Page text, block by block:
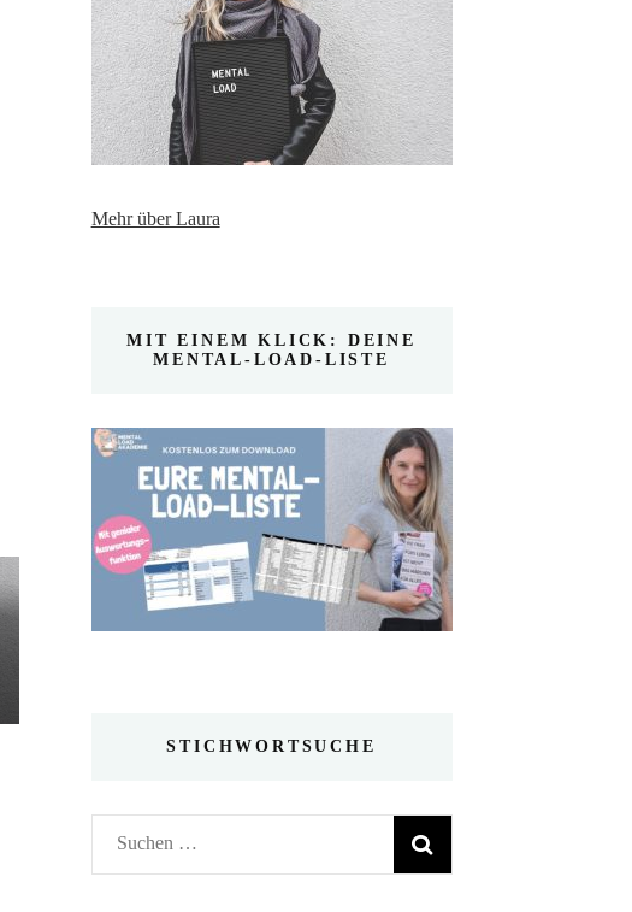
Mehr über Laura
MIT EINEM KLICK: DEINE
MENTAL-LOAD-LISTE
STICHWORTSUCHE
Suchen
nach: